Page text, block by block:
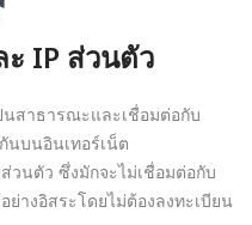
IP ส่วนตัว
สาธารณะและเชื่อมต่อกับ
นบนอินเทอร์เน็ต
วนตัว ซึ่งมักจะไม่เชื่อมต่อกับ
างอิสระโดยไม่ต้องลงทะเบียน